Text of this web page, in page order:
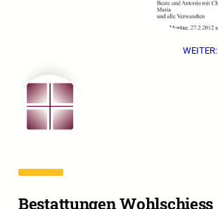
WEITER:
Bestattungen Wohlschiess